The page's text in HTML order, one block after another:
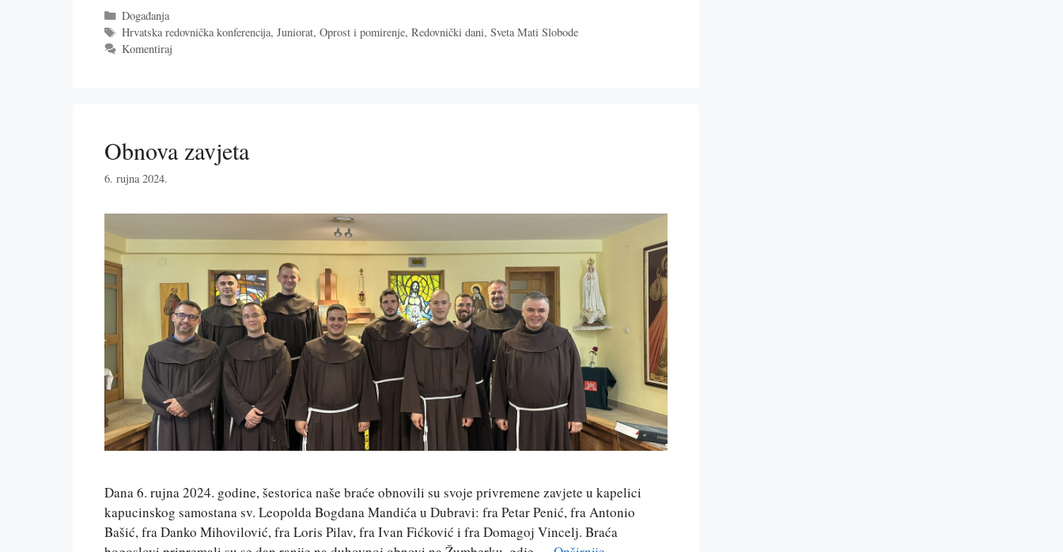
Kategorije
Događanja
Oznake
Hrvatska redovnička konferencija, Juniorat, Oprost i pomirenje, Redovnički dani, Sveta Mati Slobode
Komentiraj
Obnova zavjeta
6. rujna 2024.
Dana 6. rujna 2024. godine, šestorica naše braće obnovili su svoje privremene zavjete u kapelici
kapucinskog samostana sv. Leopolda Bogdana Mandića u Dubravi: fra Petar Penić, fra Antonio
Bašić, fra Danko Mihovilović, fra Loris Pilav, fra Ivan Fićković i fra Domagoj Vincelj. Braća